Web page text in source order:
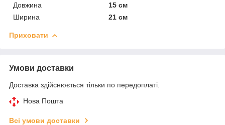
Довжина
15 см
Ширина
21 см
Приховати
Умови доставки
Доставка здійснюється тільки по передоплаті.
Нова Пошта
Всі умови доставки